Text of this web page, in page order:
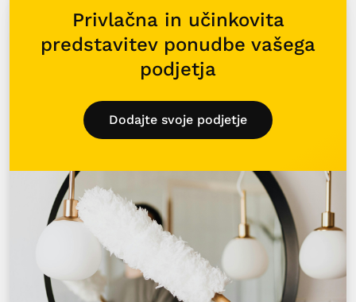
Privlačna in učinkovita
predstavitev ponudbe vašega
podjetja
Dodajte svoje podjetje